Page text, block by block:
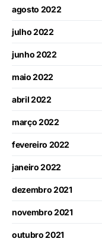
agosto 2022
julho 2022
junho 2022
maio 2022
abril 2022
março 2022
fevereiro 2022
janeiro 2022
dezembro 2021
novembro 2021
outubro 2021